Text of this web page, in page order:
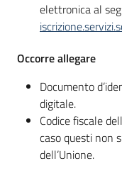
elettronica al
Occorre allegare
Documento
digitale.
Codice fiscale
caso questi non
dell’Unione.